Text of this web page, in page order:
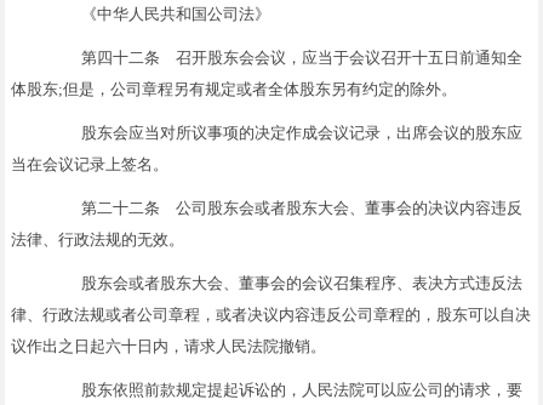
《中华人民共和国公司法》
第四十二条 召开股东会会议，应当于会议召开十五日前通知全
体股东;但是，公司章程另有规定或者全体股东另有约定的除外。
股东会应当对所议事项的决定作成会议记录，出席会议的股东应
当在会议记录上签名。
第二十二条 公司股东会或者股东大会、董事会的决议内容违反
法律、行政法规的无效。
股东会或者股东大会、董事会的会议召集程序、表决方式违反法
律、行政法规或者公司章程，或者决议内容违反公司章程的，股东可以自决
议作出之日起六十日内，请求人民法院撤销。
股东依照前款规定提起诉讼的，人民法院可以应公司的请求，要